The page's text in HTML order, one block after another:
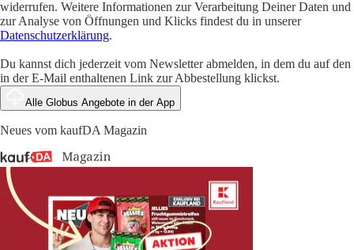
widerrufen. Weitere Informationen zur Verarbeitung Deiner Daten und
zur Analyse von Öffnungen und Klicks findest du in unserer
Datenschutzerklärung.
Du kannst dich jederzeit vom Newsletter abmelden, in dem du auf den
in der E-Mail enthaltenen Link zur Abbestellung klickst.
Alle Globus Angebote in der App
Neues vom kaufDA Magazin